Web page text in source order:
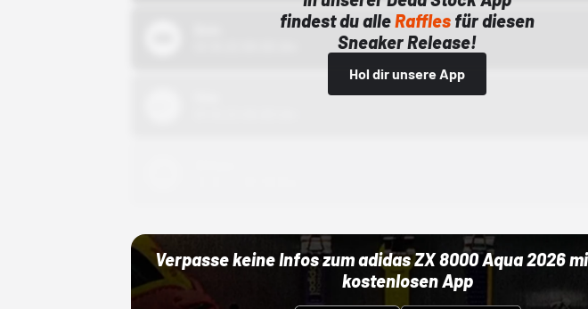
findest du alleRaffles für diesen
Sneaker Release!
Hol dir unsere App
Verpasse keine Infos zum adidas ZX 8000 Aqua 2026
kostenlosen App